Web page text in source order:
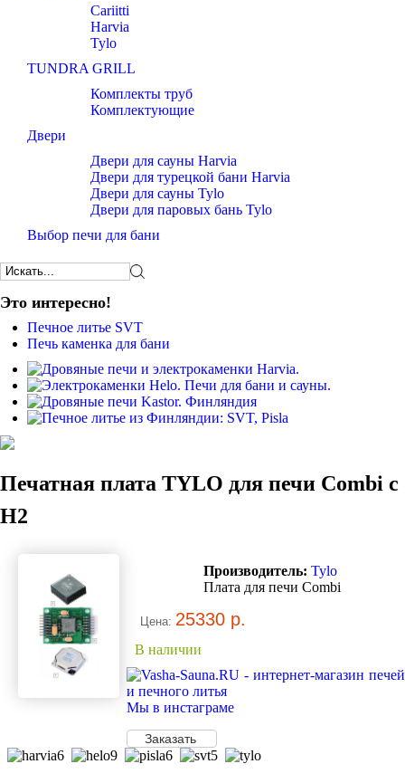
Cariitti
Harvia
Tylo
TUNDRA GRILL
Комплекты труб
Комплектующие
Двери
Двери для сауны Harvia
Двери для турецкой бани Harvia
Двери для сауны Tylo
Двери для паровых бань Tylo
Выбор печи для бани
Это интересно!
Печное литье SVT
Печь каменка для бани
Печатная плата TYLO для печи Combi c
H2
Производитель: Tylo
Плата для печи Combi
Цена: 25330 р.
В наличии
Мы в инстаграме